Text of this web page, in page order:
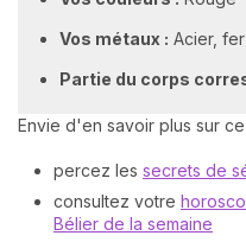
Vos métaux : Acier, fer
Partie du corps
Envie d'en savoir plus sur
percez les secrets de
consultez votre
Bélier de la semaine